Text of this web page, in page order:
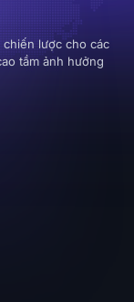
lược cho các
tầm ảnh hưởng